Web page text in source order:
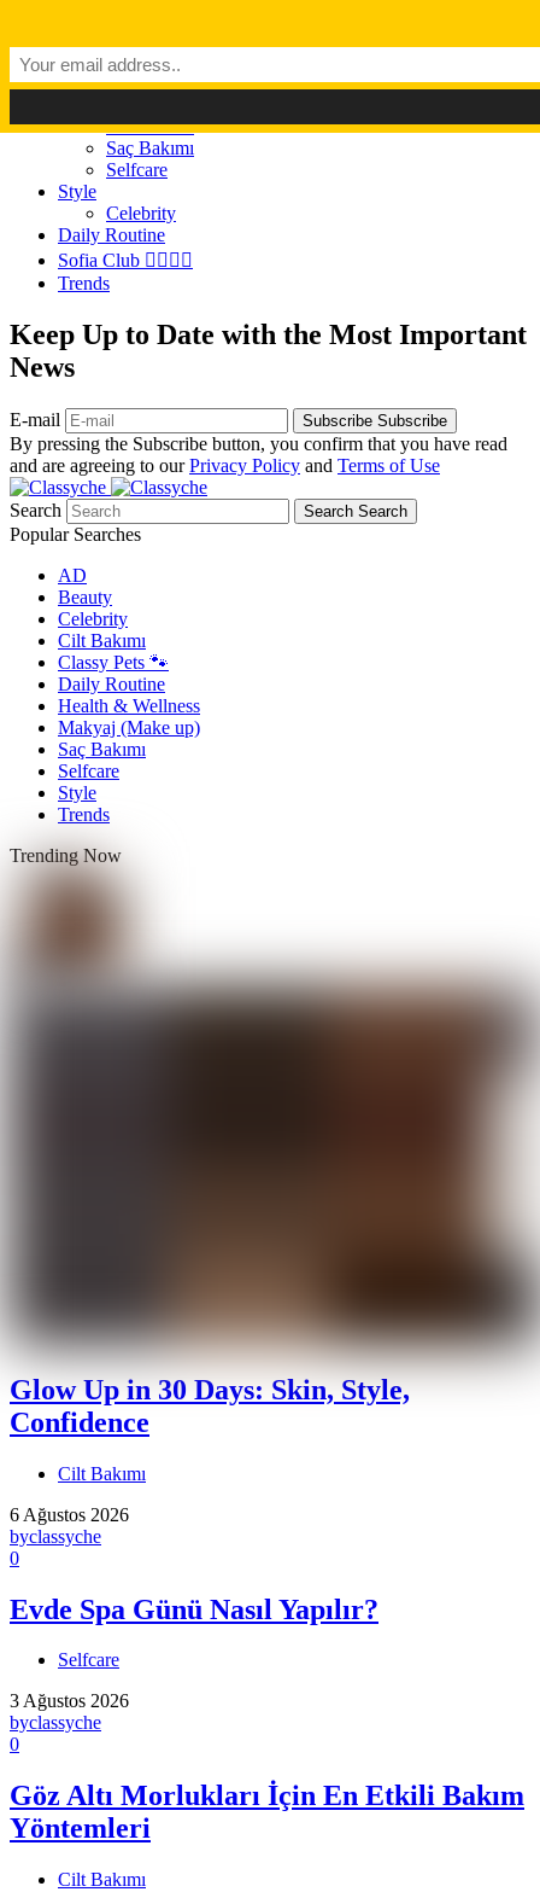
Classyché
Güzellik
Cilt Bakımı
Saç Bakımı
Selfcare
Style
Celebrity
Daily Routine
Sofia Club 👩‍❤️‍💋‍👨
Trends
Keep Up to Date with the Most Important
News
E-mail Subscribe Subscribe
By pressing the Subscribe button, you confirm that you have read
and are agreeing to ourPrivacy Policy and Terms of Use
Search Search Search
Popular Searches
AD
Beauty
Celebrity
Cilt Bakımı
Classy Pets 🐾
Daily Routine
Health & Wellness
Makyaj (Make up)
Saç Bakımı
Selfcare
Style
Trends
Trending Now
Glow Up in 30 Days: Skin, Style,
Confidence
Cilt Bakımı
6 Ağustos 2026
byclassyche
0
Evde Spa Günü Nasıl Yapılır?
Selfcare
3 Ağustos 2026
byclassyche
0
Göz Altı Morlukları İçin En Etkili Bakım
Yöntemleri
Cilt Bakımı